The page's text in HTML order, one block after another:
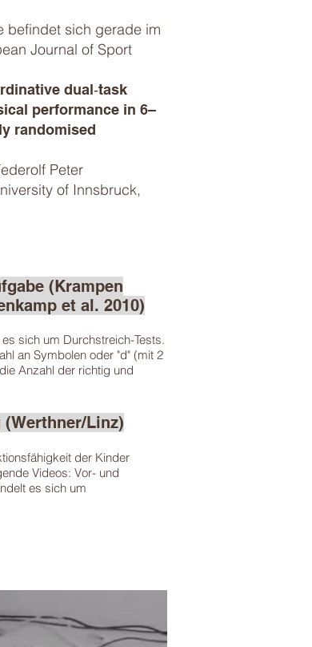
befindet sich gerade im
Journal of Sport
dual‑task
performance in 6–
randomised
Peter
of Innsbruck,
(Krampen
et al. 2010)
sich um Durchstreich-Tests.
an Symbolen oder "d" (mit 2
Anzahl der richtig und
(Werthner/Linz)
der Kinder
Videos: Vor- und
es sich um